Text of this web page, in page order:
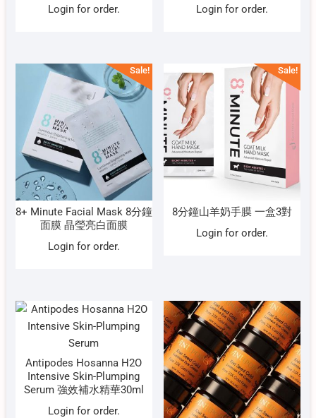
Login for order.
Login for order.
Sale!
8+ Minute Facial Mask 8分鐘
面膜 晶瑩亮白面膜
Login for order.
Sale!
8分鐘山羊奶手膜 一盒3對
Login for order.
Antipodes Hosanna H2O
Intensive Skin-Plumping
Serum 強效補水精華30ml
Login for order.